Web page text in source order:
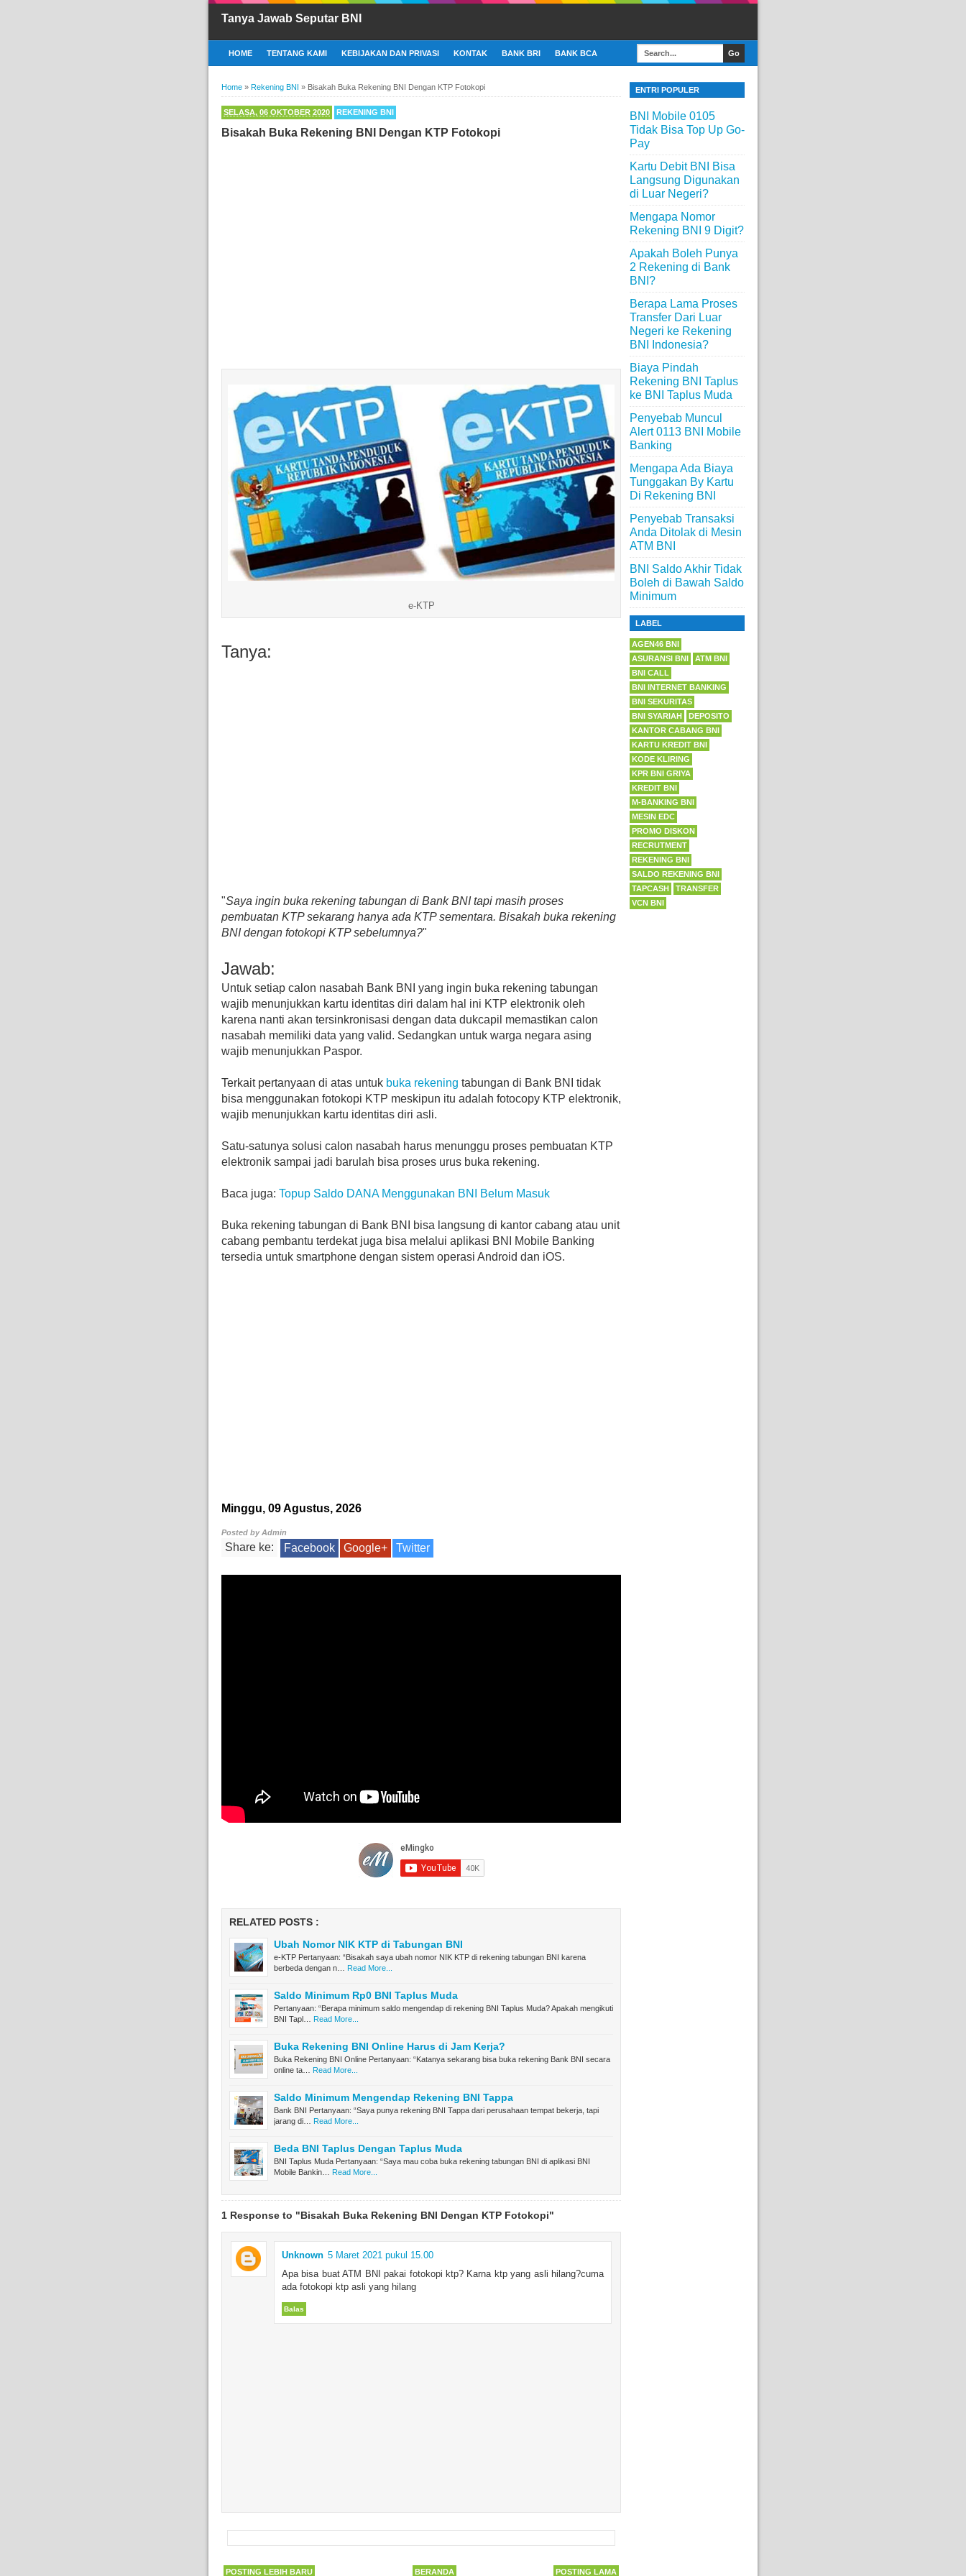
Tanya Jawab Seputar BNI
HOME TENTANG KAMI KEBIJAKAN DAN PRIVASI KONTAK BANK BRI BANK BCA
Home » Rekening BNI » Bisakah Buka Rekening BNI Dengan KTP Fotokopi
SELASA, 06 OKTOBER 2020 REKENING BNI
Bisakah Buka Rekening BNI Dengan KTP Fotokopi
e-KTP
Tanya:
"Saya ingin buka rekening tabungan di Bank BNI tapi masih proses
pembuatan KTP sekarang hanya ada KTP sementara. Bisakah buka rekening
BNI dengan fotokopi KTP sebelumnya?"
Jawab:
Untuk setiap calon nasabah Bank BNI yang ingin buka rekening tabungan
wajib menunjukkan kartu identitas diri dalam hal ini KTP elektronik oleh
karena nanti akan tersinkronisasi dengan data dukcapil memastikan calon
nasabah memiliki data yang valid. Sedangkan untuk warga negara asing
wajib menunjukkan Paspor.
Terkait pertanyaan di atas untuk buka rekening tabungan di Bank BNI tidak
bisa menggunakan fotokopi KTP meskipun itu adalah fotocopy KTP elektronik,
wajib menunjukkan kartu identitas diri asli.
Satu-satunya solusi calon nasabah harus menunggu proses pembuatan KTP
elektronik sampai jadi barulah bisa proses urus buka rekening.
Baca juga: Topup Saldo DANA Menggunakan BNI Belum Masuk
Buka rekening tabungan di Bank BNI bisa langsung di kantor cabang atau unit
cabang pembantu terdekat juga bisa melalui aplikasi BNI Mobile Banking
tersedia untuk smartphone dengan sistem operasi Android dan iOS.
Minggu, 09 Agustus, 2026
Posted byAdmin
Share ke: Facebook Google+ Twitter
RELATED POSTS :
Ubah Nomor NIK KTP di Tabungan BNI
e-KTP Pertanyaan: “Bisakah saya ubah nomor NIK KTP di rekening tabungan BNI karena
berbeda dengan n…
Read More...
Saldo Minimum Rp0 BNI Taplus Muda
Pertanyaan: “Berapa minimum saldo mengendap di rekening BNI Taplus Muda? Apakah mengikuti
BNI Tapl…
Read More...
Buka Rekening BNI Online Harus di Jam Kerja?
Buka Rekening BNI Online Pertanyaan: “Katanya sekarang bisa buka rekening Bank BNI secara
online ta…
Read More...
Saldo Minimum Mengendap Rekening BNI Tappa
Bank BNI Pertanyaan: “Saya punya rekening BNI Tappa dari perusahaan tempat bekerja, tapi
jarang di…
Read More...
Beda BNI Taplus Dengan Taplus Muda
BNI Taplus Muda Pertanyaan: “Saya mau coba buka rekening tabungan BNI di aplikasi BNI
Mobile Bankin…
Read More...
1 Response to "Bisakah Buka Rekening BNI Dengan KTP Fotokopi"
Unknown 5 Maret 2021 pukul 15.00
Apa bisa buat ATM BNI pakai fotokopi ktp? Karna ktp yang asli hilang?cuma
ada fotokopi ktp asli yang hilang
Balas
POSTING LEBIH BARU POSTING LAMA
BERANDA
ENTRI POPULER
BNI Mobile 0105
Tidak Bisa Top Up Go-
Pay
Kartu Debit BNI Bisa
Langsung Digunakan
di Luar Negeri?
Mengapa Nomor
Rekening BNI 9 Digit?
Apakah Boleh Punya
2 Rekening di Bank
BNI?
Berapa Lama Proses
Transfer Dari Luar
Negeri ke Rekening
BNI Indonesia?
Biaya Pindah
Rekening BNI Taplus
ke BNI Taplus Muda
Penyebab Muncul
Alert 0113 BNI Mobile
Banking
Mengapa Ada Biaya
Tunggakan By Kartu
Di Rekening BNI
Penyebab Transaksi
Anda Ditolak di Mesin
ATM BNI
BNI Saldo Akhir Tidak
Boleh di Bawah Saldo
Minimum
LABEL
AGEN46 BNI
ASURANSI BNI
ATM BNI
BNI CALL
BNI INTERNET BANKING
BNI SEKURITAS
BNI SYARIAH
DEPOSITO
KANTOR CABANG BNI
KARTU KREDIT BNI
KODE KLIRING
KPR BNI GRIYA
KREDIT BNI
M-BANKING BNI
MESIN EDC
PROMO DISKON
RECRUTMENT
REKENING BNI
SALDO REKENING BNI
TAPCASH
TRANSFER
VCN BNI